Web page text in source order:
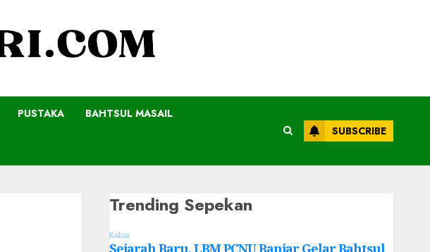
PUSTAKA BAHTSUL MASAIL
SUBSCRIBE
Trending Sepekan
Kabar
Sejarah Baru, LBM PCNU Banjar Gelar Bahtsul